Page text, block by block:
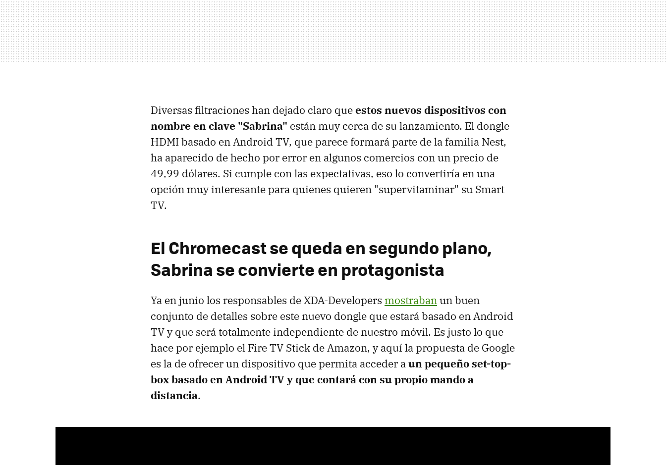
Diversas filtraciones han dejado claro queestos nuevos dispositivos con
nombre en clave "Sabrina" están muy cerca de su lanzamiento. El dongle
HDMI basado en Android TV, que parece formará parte de la familia Nest,
ha aparecido de hecho por error en algunos comercios con un precio de
49,99 dólares. Si cumple con las expectativas, eso lo convertiría en una
opción muy interesante para quienes quieren "supervitaminar" su Smart
TV.
El Chromecast se queda en segundo plano,
Sabrina se convierte en protagonista
Ya en junio los responsables de XDA-Developers mostrabanun buen
conjunto de detalles sobre este nuevo dongle que estará basado en Android
TV y que será totalmente independiente de nuestro móvil. Es justo lo que
hace por ejemplo el Fire TV Stick de Amazon, y aquí la propuesta de Google
es la de ofrecer un dispositivo que permita acceder aun pequeño set-top-
box basado en Android TV y que contará con su propio mando a
distancia.